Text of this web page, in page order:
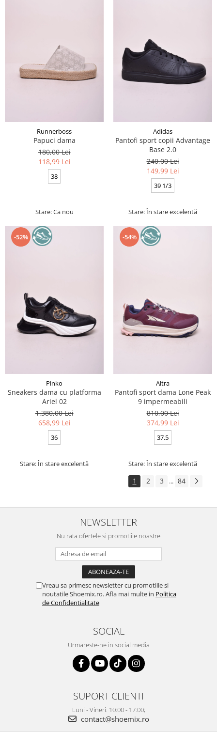
Runnerboss
Papuci dama
180,00 Lei
118,99 Lei
38
Stare: Ca nou
Adidas
Pantofi sport copii Advantage
Base 2.0
240,00 Lei
149,99 Lei
39 1/3
Stare: În stare excelentă
-52%
Pinko
Sneakers dama cu platforma
Ariel 02
1.380,00 Lei
658,99 Lei
36
Stare: În stare excelentă
-54%
Altra
Pantofi sport dama Lone Peak
9 impermeabili
810,00 Lei
374,99 Lei
37.5
Stare: În stare excelentă
1 2 3 ... 84
NEWSLETTER
Nu rata ofertele si promotiile noastre
Vreau sa primesc newsletter cu promotiile si
noutatile Shoemix.ro. Afla mai multe in Politica
de Confidentialitate
SOCIAL
Urmareste-ne in social media
SUPORT CLIENTI
Luni - Vineri: 10:00 - 17:00;
contact@shoemix.ro